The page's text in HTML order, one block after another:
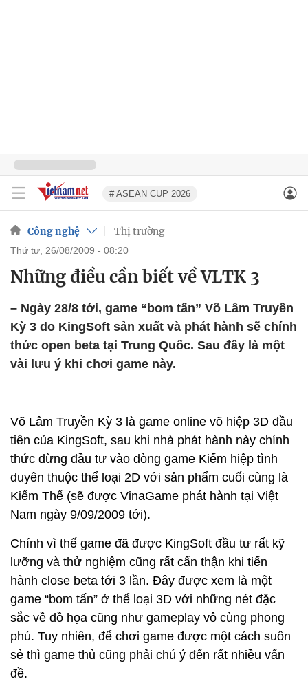
# ASEAN CUP 2026
Công nghệ Thị trường
thứ tư, 26/08/2009 - 08:20
Những điều cần biết về VLTK 3
– Ngày 28/8 tới, game “bom tấn” Võ Lâm Truyền
Kỳ 3 do KingSoft sản xuất và phát hành sẽ chính
thức open beta tại Trung Quốc. Sau đây là một
vài lưu ý khi chơi game này.
Võ Lâm Truyền Kỳ 3 là game online võ hiệp 3D đầu
tiên của KingSoft, sau khi nhà phát hành này chính
thức dừng đầu tư vào dòng game Kiếm hiệp tình
duyên thuộc thể loại 2D với sản phẩm cuối cùng là
Kiếm Thế (sẽ được VinaGame phát hành tại Việt
Nam ngày 9/09/2009 tới).
Chính vì thế game đã được KingSoft đầu tư rất kỹ
lưỡng và thử nghiệm cũng rất cẩn thận khi tiến
hành close beta tới 3 lần. Đây được xem là một
game “bom tấn” ở thể loại 3D với những nét đặc
sắc về đồ họa cũng như gameplay vô cùng phong
phú. Tuy nhiên, để chơi game được một cách suôn
sẻ thì game thủ cũng phải chú ý đến rất nhiều vấn
đề.